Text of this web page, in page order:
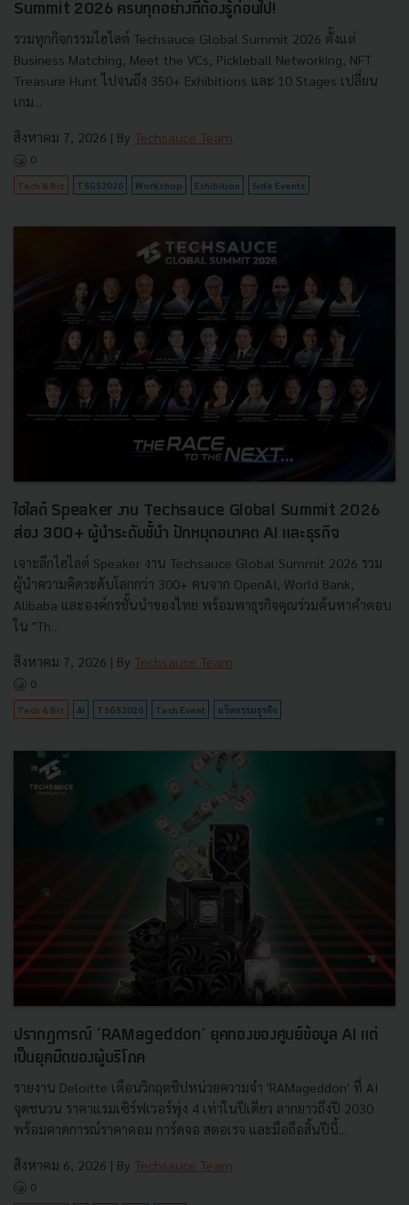
Summit 2026 ครบทุกอย่างที่ต้องรู้ก่อนไป!
รวมทุกกิจกรรมไฮไลต์ Techsauce Global Summit 2026 ตั้งแต่
Business Matching, Meet the VCs, Pickleball Networking, NFT
Treasure Hunt ไปจนถึง 350+ Exhibitions และ 10 Stages เปลี่ยน
เกม...
สิงหาคม 7, 2026 | By Techsauce Team
0
Tech & Biz TSGS2026 Workshop Exhibition Side Events
ไฮไลต์ Speaker งาน Techsauce Global Summit 2026
ส่อง 300+ ผู้นำระดับชั้นำ ปักหมุดอนาคต AI และธุรกิจ
เจาะลึกไฮไลต์ Speaker งาน Techsauce Global Summit 2026 รวม
ผู้นำความคิดระดับโลกกว่า 300+ คนจาก OpenAI, World Bank,
Alibaba และองค์กรชั้นนำของไทย พร้อมพาธุรกิจคุณร่วมค้นหาคำตอบ
ใน "Th...
สิงหาคม 7, 2026 | By Techsauce Team
0
Tech & Biz AI TSGS2026 Tech Event นวัตกรรมธุรกิจ
ปรากฏการณ์ ‘RAMageddon’ ยุคทองของศูนย์ข้อมูล AI แต่
เป็นยุคมืดของผู้บริโภค
รายงาน Deloitte เตือนวิกฤตชิปหน่วยความจำ 'RAMageddon' ที่ AI
จุดชนวน ราคาแรมเซิร์ฟเวอร์พุ่ง 4 เท่าในปีเดียว ลากยาวถึงปี 2030
พร้อมคาดการณ์ราคาคอม การ์ดจอ สตอเรจ และมือถือสิ้นปีนี้...
สิงหาคม 6, 2026 | By Techsauce Team
0